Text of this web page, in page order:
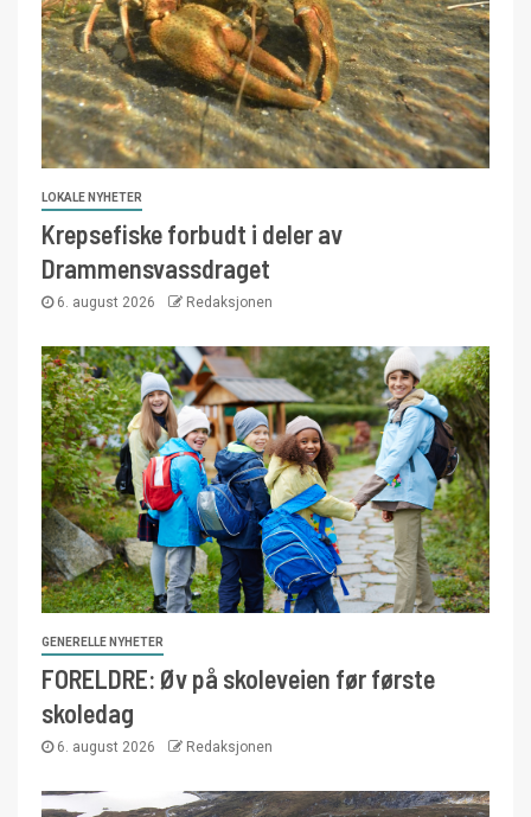
LOKALE NYHETER
Krepsefiske forbudt i deler av
Drammensvassdraget
6. august 2026 Redaksjonen
GENERELLE NYHETER
FORELDRE: Øv på skoleveien før første
skoledag
6. august 2026 Redaksjonen